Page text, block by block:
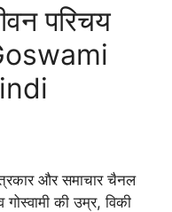
परिचय
और समाचार चैनल
की उम्र, विकी